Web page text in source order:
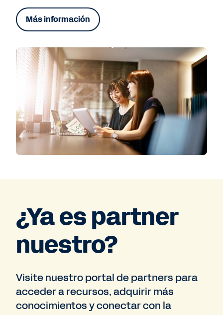
Más información
¿Ya es partner
nuestro?
Visite nuestro portal de partners para
acceder a recursos, adquirir más
conocimientos y conectar con la